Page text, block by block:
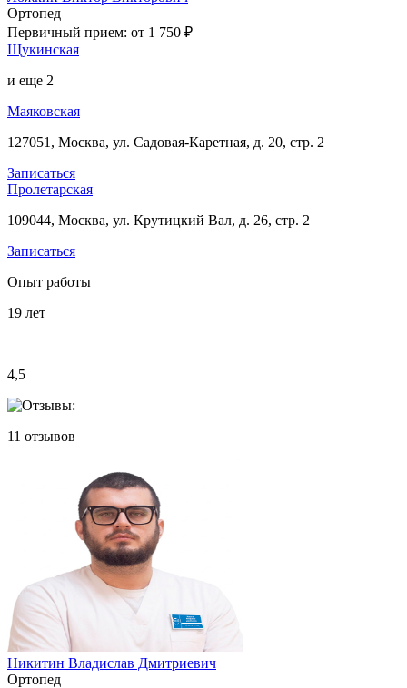
Ортопед
Первичный прием: от 1 750 ₽
Щукинская
и еще 2
Маяковская
127051, Москва, ул. Садовая-Каретная, д. 20, стр. 2
Записаться
Пролетарская
109044, Москва, ул. Крутицкий Вал, д. 26, стр. 2
Записаться
Опыт работы
19 лет
4,5
11 отзывов
Никитин Владислав Дмитриевич
Ортопед